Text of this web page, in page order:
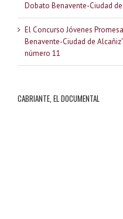
Dobato Benavente-Ciudad
El Concurso Jóvenes
Benavente-Ciudad de
número 11
CABRIANTE, EL DOCUMENTAL